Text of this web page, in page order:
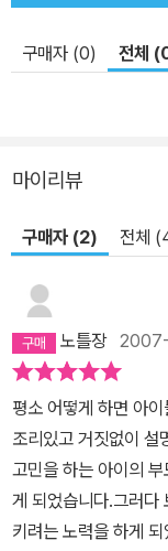
구매자 (0) 전체
마이리뷰
구매자 (2) 전체
노틀장2007-
평소 어떻게 하면 아
조리있고 거짓없이
고민을 하는 아이의
게 되었습니다.그러다
키려는 노력을 하게